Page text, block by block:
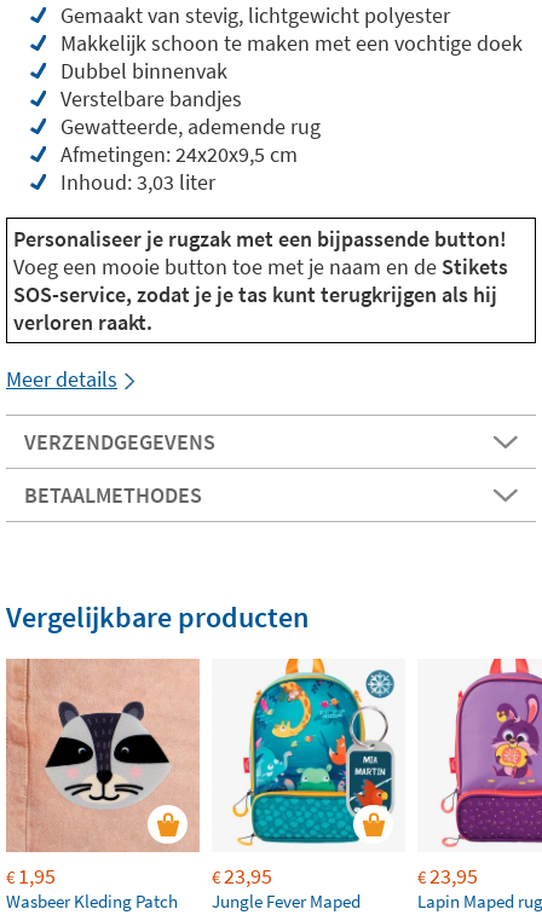
Gemaakt van stevig, lichtgewicht polyester
Makkelijk schoon te maken met een vochtige doek
Dubbel binnenvak
Verstelbare bandjes
Gewatteerde, ademende rug
Afmetingen: 24x20x9,5 cm
Inhoud: 3,03 liter
Personaliseer je rugzak met een bijpassende button!
Voeg een mooie button toe met je naam en de Stikets
SOS-service, zodat je je tas kunt terugkrijgen als hij
verloren raakt.
Meer details
VERZENDGEGEVENS
BETAALMETHODES
Vergelijkbare producten
€1,95
Wasbeer Kleding Patch
€23,95
Jungle Fever Maped
€23,95
Lapin Maped